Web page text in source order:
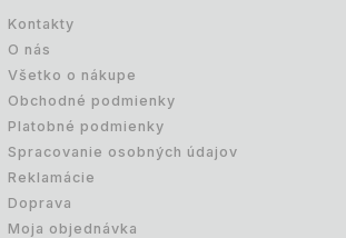
Kontakty
O nás
Všetko o nákupe
Obchodné podmienky
Platobné podmienky
Spracovanie osobných údajov
Reklamácie
Doprava
Moja objednávka